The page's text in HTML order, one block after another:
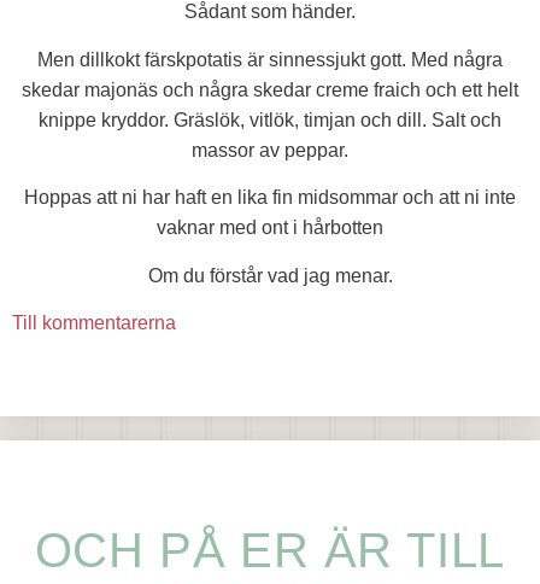
Sådant som händer.
Men dillkokt färskpotatis är sinnessjukt gott. Med några
skedar majonäs och några skedar creme fraich och ett helt
knippe kryddor. Gräslök, vitlök, timjan och dill. Salt och
massor av peppar.
Hoppas att ni har haft en lika fin midsommar och att ni inte
vaknar med ont i hårbotten
Om du förstår vad jag menar.
Till kommentarerna
OCH PÅ ER ÄR TILL